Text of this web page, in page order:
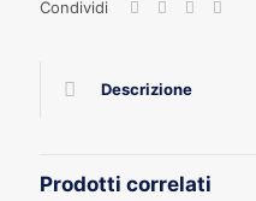
Condividi
Descrizione
Prodotti correlati